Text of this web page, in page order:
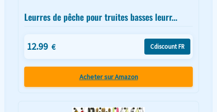
Leurres de pêche pour truites basses leurr...
12.99 € Cdiscount FR
Acheter sur Amazon